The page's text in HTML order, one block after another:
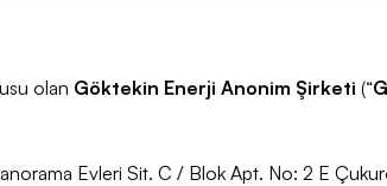
olan Göktekin Enerji Anonim Şirketi (“
Evleri Sit. C / Blok Apt. No: 2 E